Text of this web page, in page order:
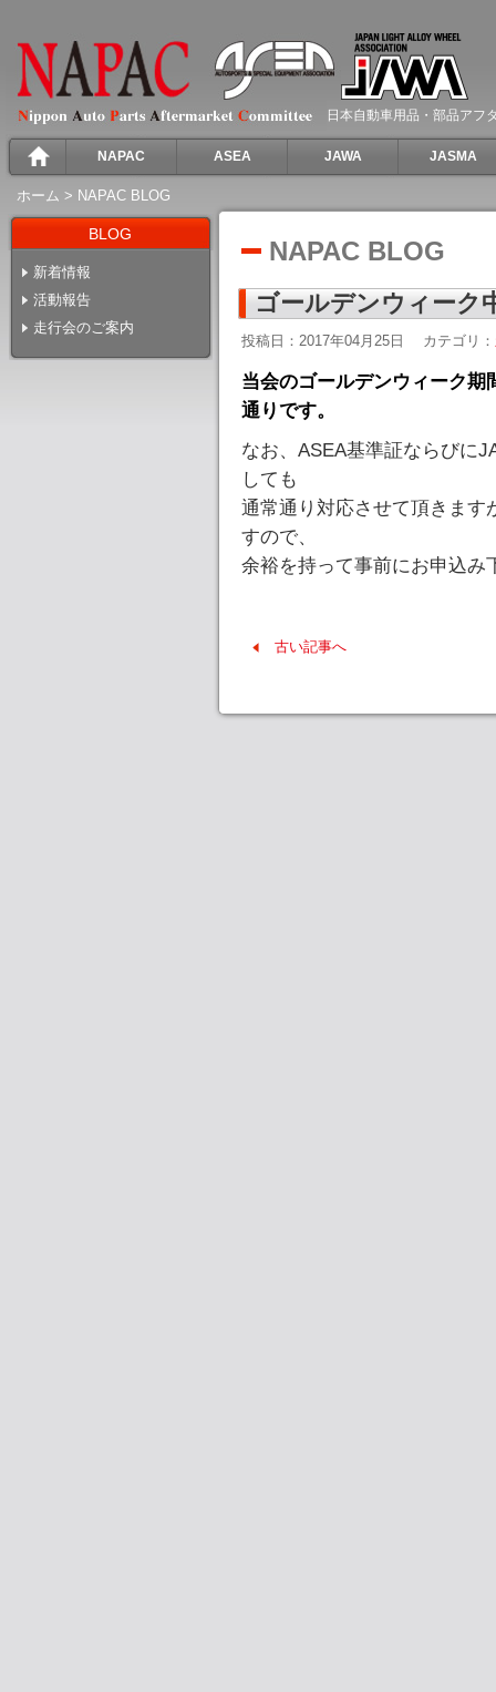
日本自動車用品・部品アフ
NAPAC ASEA JAWA JASMA
ホーム > NAPAC BLOG
BLOG
新着情報
活動報告
走行会のご案内
NAPAC BLOG
ゴールデンウィーク
投稿日：2017年04月25日 カテゴリ：
当会のゴールデンウィーク期
通りです。
なお、ASEA基準証ならびに
しても
通常通り対応させて頂きます
すので、
余裕を持って事前にお申込み
古い記事へ